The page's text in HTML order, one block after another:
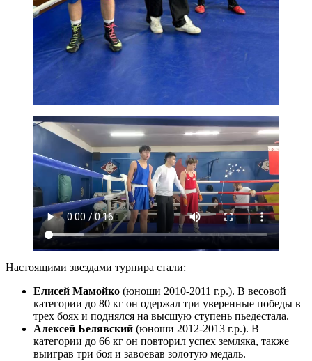
Настоящими звездами турнира стали:
Елисей Мамойко (юноши 2010-2011 г.р.). В весовой
категории до 80 кг он одержал три уверенные победы в
трех боях и поднялся на высшую ступень пьедестала.
Алексей Белявский (юноши 2012-2013 г.р.). В
категории до 66 кг он повторил успех земляка, также
выиграв три боя и завоевав золотую медаль.